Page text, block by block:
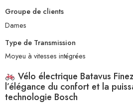
Groupe de clients
Dames
Type de Transmission
Moyeu à vitesses intégrées
Vélo électrique Batavus
l’élégance du confort et la
technologie Bosch